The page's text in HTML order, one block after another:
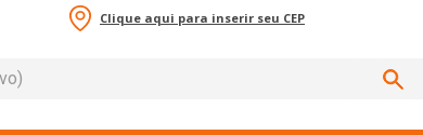
Clique aqui para inserir seu CEP